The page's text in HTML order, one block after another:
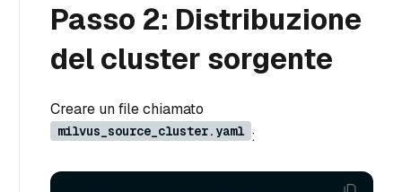
Passo 2: Distribuzione
del cluster sorgente
Creare un file chiamato
milvus_source_cluster.yaml :